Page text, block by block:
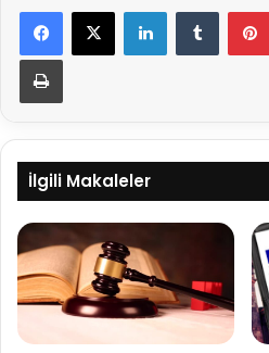
LinkedInTumblr
Yazdır
İlgili Makaleler